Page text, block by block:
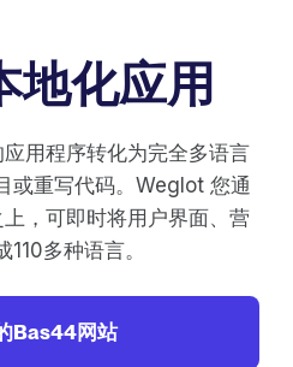
化应用
用程序转化为完全多语言
或重写代码。Weglot 您通
，可即时将用户界面、营
多种语言。
Bas44网站